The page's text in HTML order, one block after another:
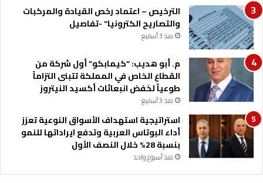
الترخيص – اعتماد رخص القيادة والمركبات
والتصاريح الكترونيا” -تفاصيل
منذ 3 أسابيع
م. أبو هديب: “كيمابكو” أول شركة من
القطاع الخاص في المملكة تتبنى التزاماً
طوعياً لخفض انبعاثات أكسيد النيتروز
منذ 3 أسابيع
استراتيجية استهداف الأسواق النوعية تعزز
أداء البوتاس العربية وتدفع ايراداتها للنمو
بنسبة 28% خلال النصف الأول
منذ أسبوع واحد